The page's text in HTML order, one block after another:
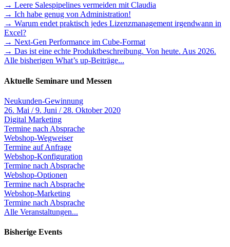
→ Leere Salespipelines vermeiden mit Claudia
→ Ich habe genug von Administration!
→ Warum endet praktisch jedes Lizenzmanagement irgendwann in
Excel?
→ Next-Gen Performance im Cube-Format
→ Das ist eine echte Produktbeschreibung. Von heute. Aus 2026.
Alle bisherigen What’s up-Beiträge...
Aktuelle Seminare und Messen
Neukunden-Gewinnung
26. Mai / 9. Juni / 28. Oktober 2020
Digital Marketing
Termine nach Absprache
Webshop-Wegweiser
Termine auf Anfrage
Webshop-Konfiguration
Termine nach Absprache
Webshop-Optionen
Termine nach Absprache
Webshop-Marketing
Termine nach Absprache
Alle Veranstaltungen...
Bisherige Events